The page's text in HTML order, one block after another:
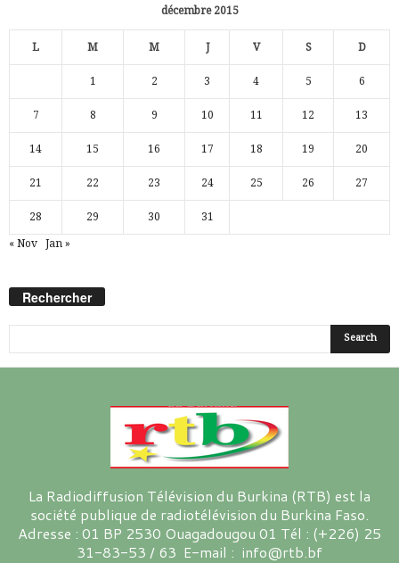
décembre 2015
L M M J V S D
1 2 3 4 5 6
7 8 9 10 11 12 13
14 15 16 17 18 19 20
21 22 23 24 25 26 27
28 29 30 31
« Nov Jan »
Rechercher
La Radiodiffusion Télévision du Burkina (RTB) est la
société publique de radiotélévision du Burkina Faso.
Adresse : 01 BP 2530 Ouagadougou 01 Tél : (+226) 25
31-83-53 / 63 E-mail : info@rtb.bf